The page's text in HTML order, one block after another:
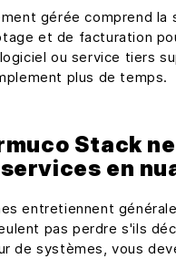
gérée comprend
et de facturation
ou service tiers
plus de temps.
Stack
en
entretiennent
pas perdre s'ils
de systèmes, vous